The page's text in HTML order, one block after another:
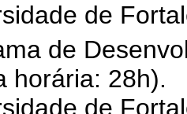
de
de
horária: 28h).
de